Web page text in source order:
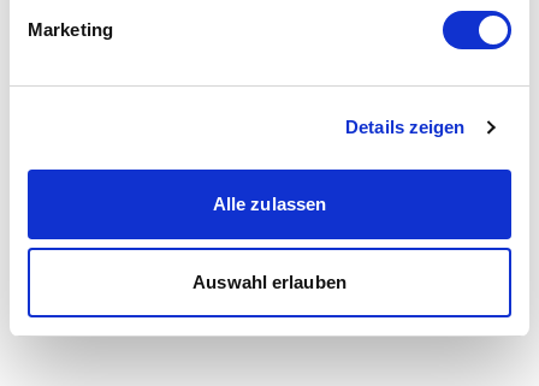
Marketing
Details zeigen
Alle zulassen
Auswahl erlauben